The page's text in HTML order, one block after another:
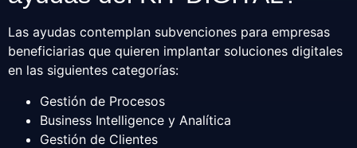
Las ayudas contemplan subvenciones para empresas
beneficiarias que quieren implantar soluciones digitales
en las siguientes categorías:
Gestión de Procesos
Business Intelligence y Analítica
Gestión de Clientes